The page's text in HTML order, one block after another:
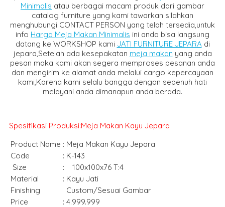
Minimalis atau berbagai macam produk dari gambar
catalog furniture yang kami tawarkan silahkan
menghubungi CONTACT PERSON yang telah tersedia,untuk
info Harga Meja Makan Minimalis ini anda bisa langsung
datang ke WORKSHOP kami JATI FURNITURE JEPARA di
jepara,Setelah ada kesepakatan meja makan yang anda
pesan maka kami akan segera memproses pesanan anda
dan mengirim ke alamat anda melalui cargo kepercayaan
kami,Karena kami selalu bangga dengan sepenuh hati
melayani anda dimanapun anda berada.
Spesifikasi Produksi:Meja Makan Kayu Jepara
Product Name : Meja Makan Kayu Jepara
Code
: K-143
Size
:
100x100x76 T:4
Material
: Kayu Jati
Finishing
Custom/Sesuai Gambar
Price
: 4.999.999